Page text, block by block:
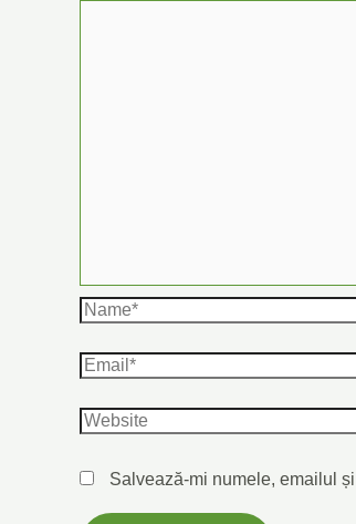
Salvează-mi numele, emailul